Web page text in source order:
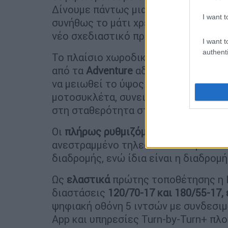
I want
I want
Δίνουμε πάντως μια παράταση στην
συνήθως το μάτι χρειάζεται κάποιο
νέο σχεδιαστικό πρότυπο.
Το πλαίσιο χωροδικτύωμα είναι από
από τα Adventure αδέλφια του. Το
να μειωθεί το ύψος της σέλας και
μοτοσυκλέτα, συνεισφέροντας σε
στη σταθερότητα στα πολλά.
Οι πλήρως ρυθμιζόμενες WP APEX
ανεστραμμένο τηλεσκοπικό πιρούνι
διαδρομής, ενώ ίδια είναι η
Ως ελαστικάπρώτης τοποθέτησης η
διαστάσεις 120/70-17 και 180/55-
ψηφιακή οθόνη 5 ιντσών με
App και υπηρεσίες Turn-by-Turn+